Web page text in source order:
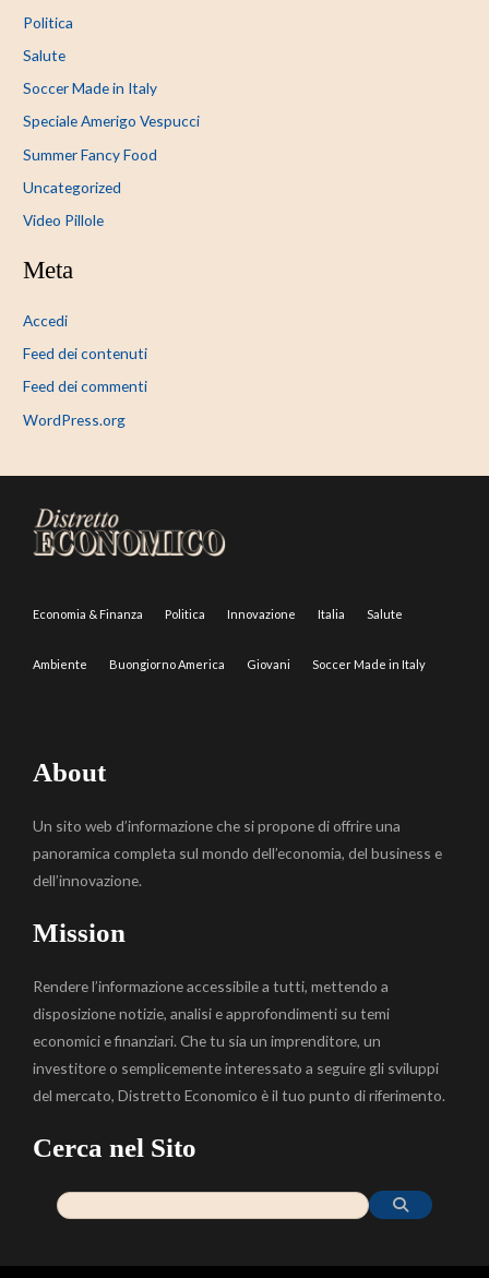
Politica
Salute
Soccer Made in Italy
Speciale Amerigo Vespucci
Summer Fancy Food
Uncategorized
Video Pillole
Meta
Accedi
Feed dei contenuti
Feed dei commenti
WordPress.org
Economia & Finanza Politica Innovazione Italia Salute
Ambiente Buongiorno America Giovani Soccer Made in Italy
About
Un sito web d’informazione che si propone di offrire una
panoramica completa sul mondo dell’economia, del business e
dell’innovazione.
Mission
Rendere l’informazione accessibile a tutti, mettendo a
disposizione notizie, analisi e approfondimenti su temi
economici e finanziari. Che tu sia un imprenditore, un
investitore o semplicemente interessato a seguire gli sviluppi
del mercato, Distretto Economico è il tuo punto di riferimento.
Cerca nel Sito